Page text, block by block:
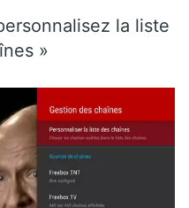
la liste
»